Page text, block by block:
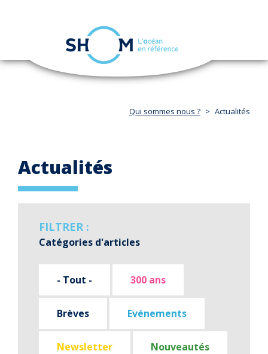
Aller
navigation
Qui sommes nous ? Actualités
Actualités
FILTRER :
Catégories d'articles
- Tout - 300 ans
Brèves Evénements
Newsletter Nouveautés